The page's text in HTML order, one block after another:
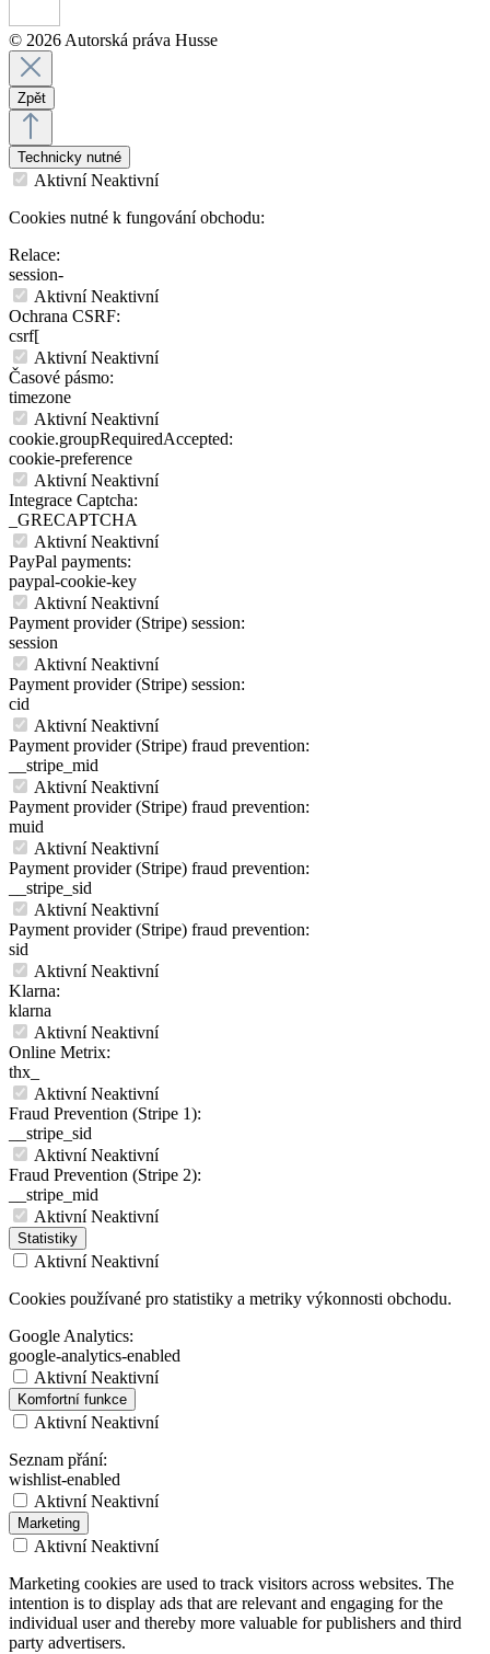
© 2026 Autorská práva Husse
Zpět
Technicky nutné
Aktivní Neaktivní
Cookies nutné k fungování obchodu:
Relace:
session-
Aktivní Neaktivní
Ochrana CSRF:
csrf[
Aktivní Neaktivní
Časové pásmo:
timezone
Aktivní Neaktivní
cookie.groupRequiredAccepted:
cookie-preference
Aktivní Neaktivní
Integrace Captcha:
_GRECAPTCHA
Aktivní Neaktivní
PayPal payments:
paypal-cookie-key
Aktivní Neaktivní
Payment provider (Stripe) session:
session
Aktivní Neaktivní
Payment provider (Stripe) session:
cid
Aktivní Neaktivní
Payment provider (Stripe) fraud prevention:
__stripe_mid
Aktivní Neaktivní
Payment provider (Stripe) fraud prevention:
muid
Aktivní Neaktivní
Payment provider (Stripe) fraud prevention:
__stripe_sid
Aktivní Neaktivní
Payment provider (Stripe) fraud prevention:
sid
Aktivní Neaktivní
Klarna:
klarna
Aktivní Neaktivní
Online Metrix:
thx_
Aktivní Neaktivní
Fraud Prevention (Stripe 1):
__stripe_sid
Aktivní Neaktivní
Fraud Prevention (Stripe 2):
__stripe_mid
Aktivní Neaktivní
Statistiky
Aktivní Neaktivní
Cookies používané pro statistiky a metriky výkonnosti obchodu.
Google Analytics:
google-analytics-enabled
Aktivní Neaktivní
Komfortní funkce
Aktivní Neaktivní
Seznam přání:
wishlist-enabled
Aktivní Neaktivní
Marketing
Aktivní Neaktivní
Marketing cookies are used to track visitors across websites. The
intention is to display ads that are relevant and engaging for the
individual user and thereby more valuable for publishers and third
party advertisers.